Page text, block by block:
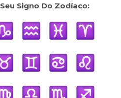
Seu Signo Do Zodíaco: